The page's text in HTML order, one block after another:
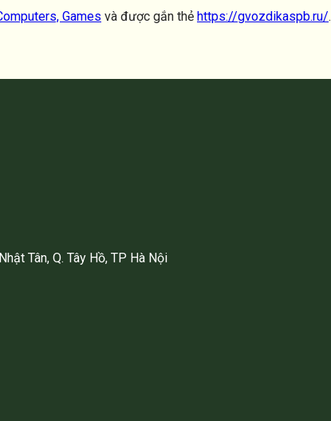
Games và được gắn thẻ https://gvozdikaspb.ru/.
Tân, Q. Tây Hồ, TP Hà Nội